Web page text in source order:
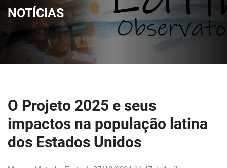
NOTÍCIAS
O Projeto 2025 e seus
impactos na população latina
dos Estados Unidos